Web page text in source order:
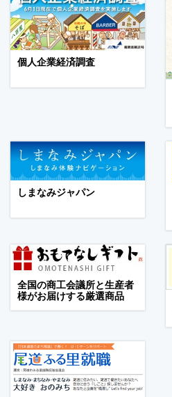
個人企業経済調査
しまなみジャパン
全国の商工会議所と生産者
様がお届けする厳選商品